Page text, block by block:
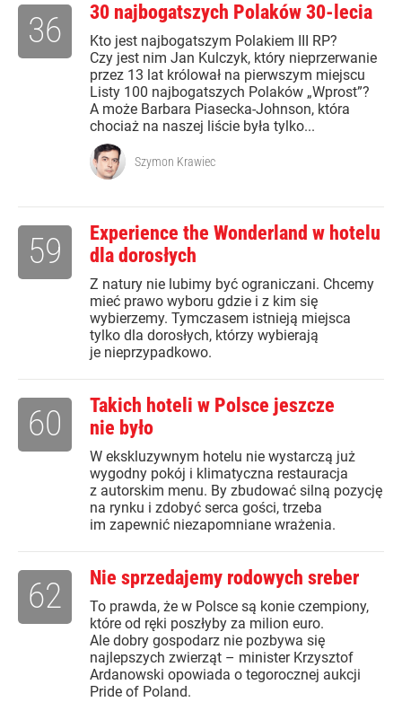
30 najbogatszych Polaków 30-lecia
Kto jest najbogatszym Polakiem III RP?
Czy jest nim Jan Kulczyk, który nieprzerwanie
przez 13 lat królował na pierwszym miejscu
Listy 100 najbogatszych Polaków „Wprost”?
A może Barbara Piasecka-Johnson, która
chociaż na naszej liście była tylko...
36
Szymon Krawiec
Experience the Wonderland w hotelu
dla dorosłych
Z natury nie lubimy być ograniczani. Chcemy
mieć prawo wyboru gdzie i z kim się
wybierzemy. Tymczasem istnieją miejsca
tylko dla dorosłych, którzy wybierają
je nieprzypadkowo.
59
Takich hoteli w Polsce jeszcze
nie było
W ekskluzywnym hotelu nie wystarczą już
wygodny pokój i klimatyczna restauracja
z autorskim menu. By zbudować silną pozycję
na rynku i zdobyć serca gości, trzeba
im zapewnić niezapomniane wrażenia.
60
Nie sprzedajemy rodowych sreber
To prawda, że w Polsce są konie czempiony,
które od ręki poszłyby za milion euro.
Ale dobry gospodarz nie pozbywa się
najlepszych zwierząt – minister Krzysztof
Ardanowski opowiada o tegorocznej aukcji
Pride of Poland.
62